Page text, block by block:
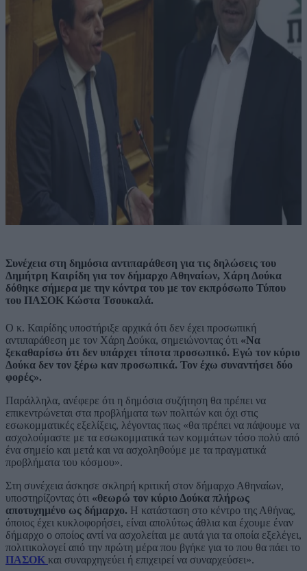
Συνέχεια στη δημόσια αντιπαράθεση για τις δηλώσεις του
Δημήτρη Καιρίδη για τον δήμαρχο Αθηναίων, Χάρη Δούκα
δόθηκε σήμερα με την κόντρα του με τον εκπρόσωπο Τύπου
του ΠΑΣΟΚ Κώστα Τσουκαλά.
Ο κ. Καιρίδης υποστήριξε αρχικά ότι δεν έχει προσωπική
αντιπαράθεση με τον Χάρη Δούκα, σημειώνοντας ότι «Να
ξεκαθαρίσω ότι δεν υπάρχει τίποτα προσωπικό. Εγώ τον κύριο
Δούκα δεν τον ξέρω καν προσωπικά. Τον έχω συναντήσει δύο
φορές».
Παράλληλα, ανέφερε ότι η δημόσια συζήτηση θα πρέπει να
επικεντρώνεται στα προβλήματα των πολιτών και όχι στις
εσωκομματικές εξελίξεις, λέγοντας πως «θα πρέπει να πάψουμε να
ασχολούμαστε με τα εσωκομματικά των κομμάτων τόσο πολύ από
ένα σημείο και μετά και να ασχοληθούμε με τα πραγματικά
προβλήματα του κόσμου».
Στη συνέχεια άσκησε σκληρή κριτική στον δήμαρχο Αθηναίων,
υποστηρίζοντας ότι «θεωρώ τον κύριο Δούκα πλήρως
αποτυχημένο ως δήμαρχο. Η κατάσταση στο κέντρο της Αθήνας,
όποιος έχει κυκλοφορήσει, είναι απολύτως άθλια και έχουμε έναν
δήμαρχο ο οποίος αντί να ασχολείται με αυτά για τα οποία εξελέγει,
πολιτικολογεί από την πρώτη μέρα που βγήκε για το που θα πάει το
ΠΑΣΟΚ και συναρχηγεύει ή επιχειρεί να συναρχεύσει».